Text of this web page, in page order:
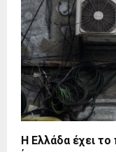
Η Ελλάδα έχει το